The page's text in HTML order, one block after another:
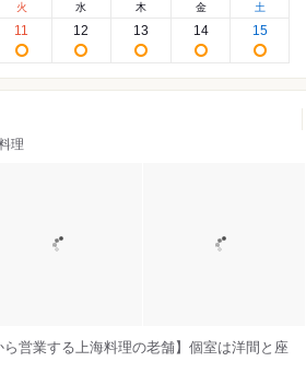
火
11
水
12
木
13
金
14
土
15
理
ら営業する上海料理の老舗】個室は洋間と座